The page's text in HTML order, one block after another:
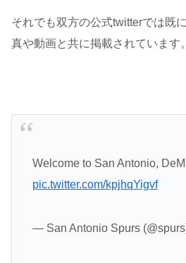
それでも双方の公式twitterでは既
真や動画と共に掲載されています。
Welcome to San Antonio,
pic.twitter.com/kpjhqYigvf
— San Antonio Spurs